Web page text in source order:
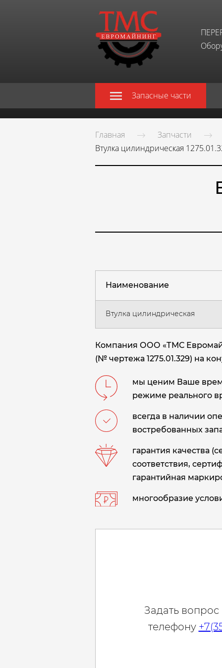
Запасные части
Главная
Запчасти
Втулка цилиндрическая
Наименование
Втулка цилиндрическая
Компания ООО «ТМС
(№ чертежа 1275.01.329) на
мы ценим Ваше
режиме реального
всегда в наличии
востребованных
гарантия качества
соответствия,
гарантийная
многообразие
Задать
телефону